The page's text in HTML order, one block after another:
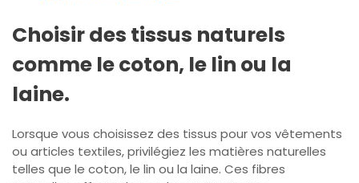
Choisir des tissus naturels
comme le coton, le lin ou la
laine.
Lorsque vous choisissez des tissus pour vos vêtements
ou articles textiles, privilégiez les matières naturelles
telles que le coton, le lin ou la laine. Ces fibres